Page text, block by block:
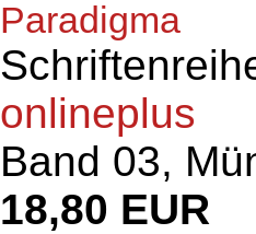
Paradigma
onlineplus
Band 03,
18,80 EUR